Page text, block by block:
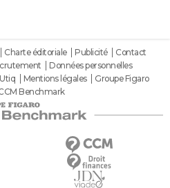
Charte éditoriale Publicité
Contact
Données personnelles
Mentions légales
Groupe Figaro
Benchmark